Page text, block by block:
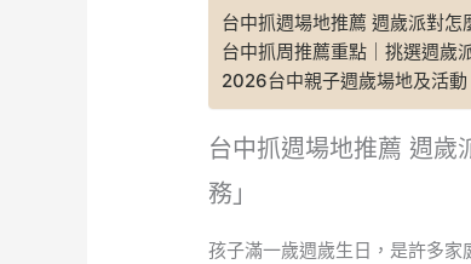
台中抓週場地推薦 週歲派對怎
台中抓周推薦重點｜挑選週歲
2026台中親子週歲場地及活
台中抓週場地推薦 週歲
務」
孩子滿一歲週歲生日，是許多家